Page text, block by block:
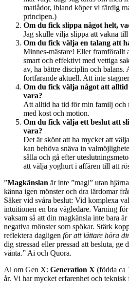
matlådor, ibland köper vi färdig
principen.)
Om du fick slippa något helt,
Jag skulle vilja slippa att vakna
Om du fick välja en talang att
Minnes-mästare! Eller framförallt
smart och effektivt med vettiga
av, ha bättre disciplin och balans.
fortfarande aktuell. Att inte
Om du fick välja något att
vara?
Att alltid ha tid för min familj och
med kost och motion.
Om du fick välja ett beslut att
vara?
Det är skönt att ha mycket att
kan behöva snäva in
sålla och gå efter
att välja yoghurt i affären till att
”Magkänslan är inte ”magi” utan
känna igen mönster och dra lärdomar
Säker vid svåra beslut: Vid komplexa
intuitionen en bra vägledare. Varning
vaksam så att din magkänsla inte bara
negativa mönster som spökar. Stärk
reflektera dagligen för att lättare höra
dig stressad eller pressad att besluta, ge
vänta.” Ai och Quora.
Ai om Gen X: Generation X (födda ca
år. Vi har mycket erfarenhet och teknisk